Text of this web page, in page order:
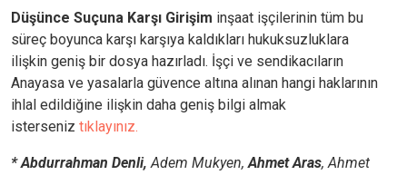
Düşünce Suçuna Karşı Girişim inşaat işçilerinin tüm bu
süreç boyunca karşı karşıya kaldıkları hukuksuzluklara
ilişkin geniş bir dosya hazırladı. İşçi ve sendikacıların
Anayasa ve yasalarla güvence altına alınan hangi haklarının
ihlal edildiğine ilişkin daha geniş bilgi almak
isterseniz tıklayınız.
* Abdurrahman Denli, Adem Mukyen,Ahmet Aras, Ahmet